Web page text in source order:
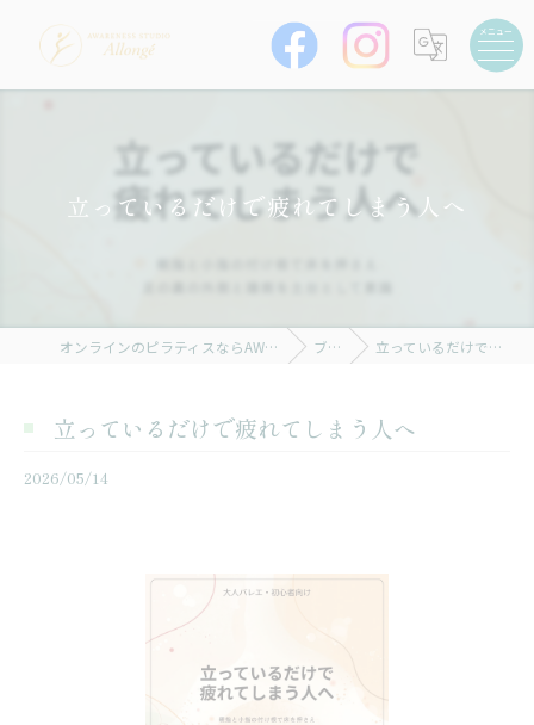
立っているだけで疲れてしまう人へ
オンラインのピラティスならAWARENESS STUDIO Allongé ブログ 立っているだけで疲れてしまう人へ
立っているだけで疲れてしまう人へ
2026/05/14